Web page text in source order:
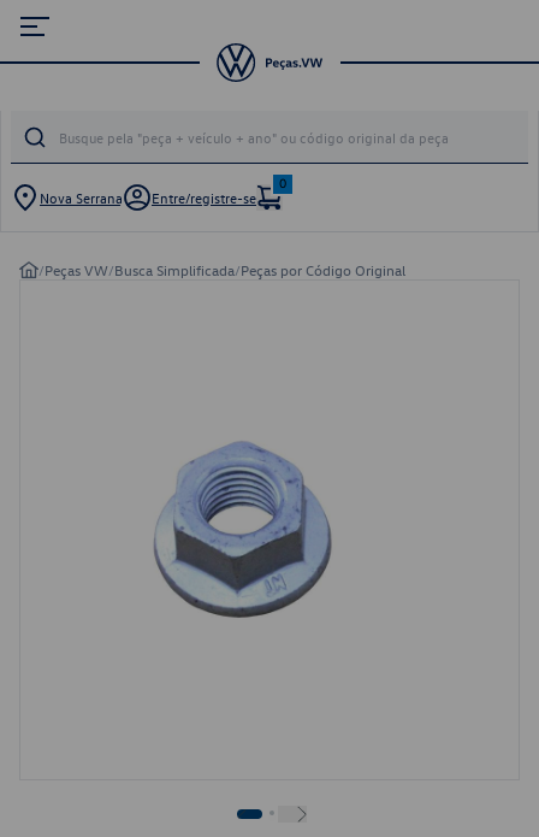
Nova Serrana Entre/registre-se
0
/Peças VW/Busca Simplificada/Peças por Código Original